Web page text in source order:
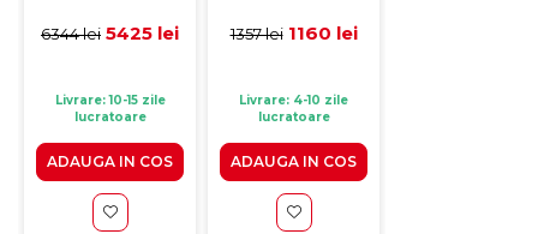
6344 lei 5425 lei
Livrare: 10-15 zile
lucratoare
ADAUGA IN COS
memorie
1357 lei 1160 lei
Livrare: 4-10 zile
lucratoare
ADAUGA IN COS